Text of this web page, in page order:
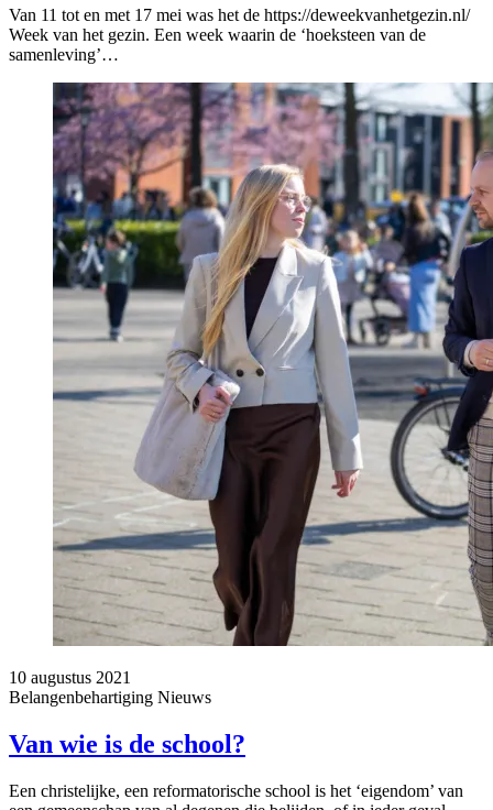
Van 11 tot en met 17 mei was het de https://deweekvanhetgezin.nl/
Week van het gezin. Een week waarin de ‘hoeksteen van de
samenleving’…
10 augustus 2021
Belangenbehartiging Nieuws
Van wie is de school?
Een christelijke, een reformatorische school is het ‘eigendom’ van